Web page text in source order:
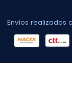
Envíos realizados